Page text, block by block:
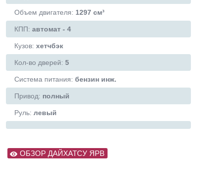
Объем двигателя: 1297 см³
КПП: автомат - 4
Кузов: хетчбэк
Кол-во дверей: 5
Система питания: бензин инж.
Привод: полный
Руль: левый
ОБЗОР ДАЙХАТСУ ЯРВ